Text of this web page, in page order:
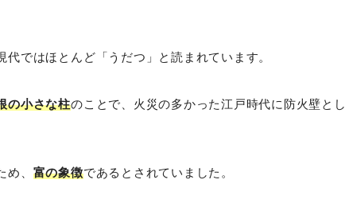
代ではほとんど「うだつ」と読まれています。
の小さな柱のことで、火災の多かった江戸時代に防火壁とし
、 富の象徴であるとされていました。